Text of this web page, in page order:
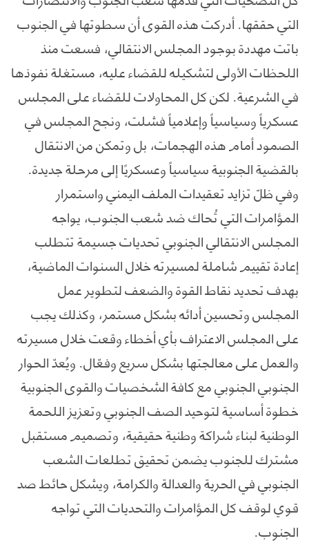
التي حققها. أدركت هذه القوى أن سطوتها في الجنوب
باتت مهددة بوجود المجلس الانتقالي، فسعت منذ
اللحظات الأولى لتشكيله للقضاء عليه، مستغلة نفوذها
في الشرعية. لكن كل المحاولات للقضاء على المجلس
عسكرياً وسياسياً وإعلامياً فشلت، ونجح المجلس في
الصمود أمام هذه الهجمات، بل وتمكن من الانتقال
بالقضية الجنوبية سياسياً وعسكريًا إلى مرحلة جديدة.
وفي ظلّ تزايد تعقيدات الملف اليمني واستمرار
المؤامرات التي تُحاك ضد شعب الجنوب، يواجه
المجلس الانتقالي الجنوبي تحديات جسيمة تتطلب
إعادة تقييم شاملة لمسيرته خلال السنوات الماضية،
بهدف تحديد نقاط القوة والضعف لتطوير عمل
المجلس وتحسين أدائه بشكل مستمر، وكذلك يجب
على المجلس الاعتراف بأي أخطاء وقعت خلال مسيرته
والعمل على معالجتها بشكل سريع وفعّال. ويُعدّ الحوار
الجنوبي الجنوبي مع كافة الشخصيات والقوى الجنوبية
خطوة أساسية لتوحيد الصف الجنوبي وتعزيز اللحمة
الوطنية لبناء شراكة وطنية حقيقية، وتصميم مستقبل
مشترك للجنوب يضمن تحقيق تطلعات الشعب
الجنوبي في الحرية والعدالة والكرامة، ويشكل حائط صد
قوي لوقف كل المؤامرات والتحديات التي تواجه
الجنوب.